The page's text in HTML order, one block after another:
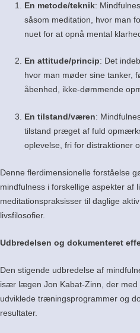
En metode/teknik:
såsom meditation, hvor man
nuet for at opnå mental
En attitude/princip: Det
hvor man møder sine tanker,
åbenhed, ikke-dømmende
En tilstand/væren:
tilstand præget af fuld
oplevelse, fri for distraktioner
Denne flerdimensionelle forståelse
mindfulness i forskellige aspekter af
meditationspraksisser til daglige
livsfilosofier.
Udbredelsen og dokumenteret
Den stigende udbredelse af
især lægen Jon Kabat-Zinn, der med
udviklede træningsprogrammer og
resultater.